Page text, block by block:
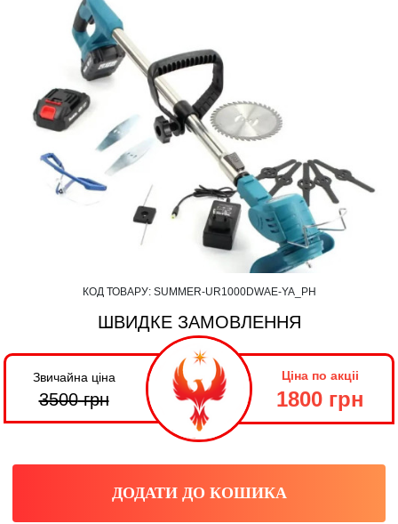
КОД ТОВАРУ: SUMMER-UR1000DWAE-YA_PH
ШВИДКЕ ЗАМОВЛЕННЯ
Звичайна ціна
3500грн
Ціна по акціі
1800 грн
ДОДАТИ ДО КОШИКА